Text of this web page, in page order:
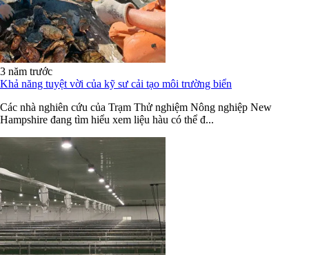
3 năm trước
Khả năng tuyệt vời của kỹ sư cải tạo môi trường biển
Các nhà nghiên cứu của Trạm Thử nghiệm Nông nghiệp New
Hampshire đang tìm hiểu xem liệu hàu có thể đ...